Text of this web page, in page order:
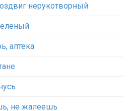
нерукотворный
аптека
не жалеешь